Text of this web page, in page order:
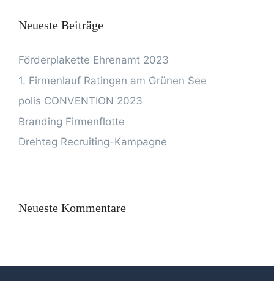
Neueste Beiträge
Förderplakette Ehrenamt 2023
1. Firmenlauf Ratingen am Grünen See
polis CONVENTION 2023
Branding Firmenflotte
Drehtag Recruiting-Kampagne
Neueste Kommentare